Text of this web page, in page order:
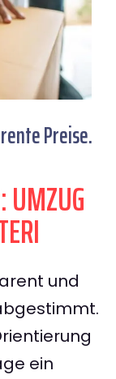
Preise.
UMZUG
und
ein